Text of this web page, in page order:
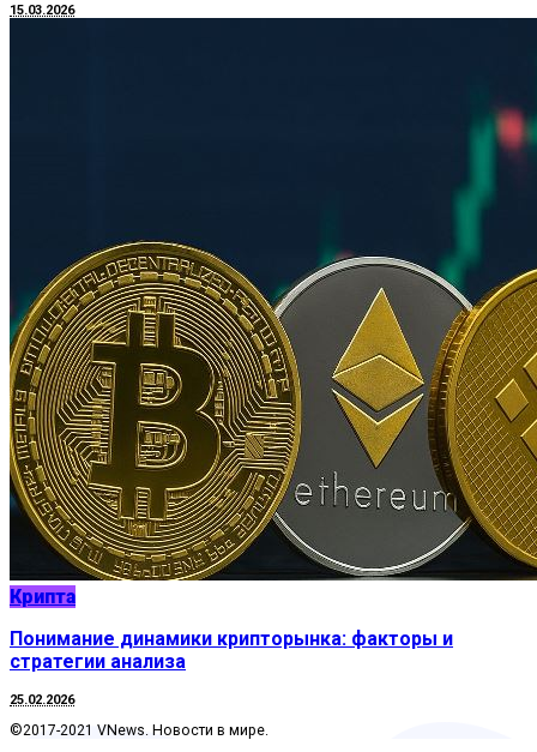
15.03.2026
Крипта
Понимание динамики крипторынка: факторы и
стратегии анализа
25.02.2026
©2017-2021 VNews. Новости в мире.